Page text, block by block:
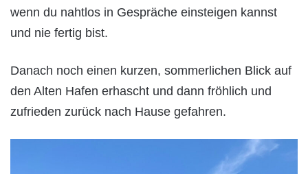
wenn du nahtlos in Gespräche einsteigen kannst
und nie fertig bist.
Danach noch einen kurzen, sommerlichen Blick auf
den Alten Hafen erhascht und dann fröhlich und
zufrieden zurück nach Hause gefahren.